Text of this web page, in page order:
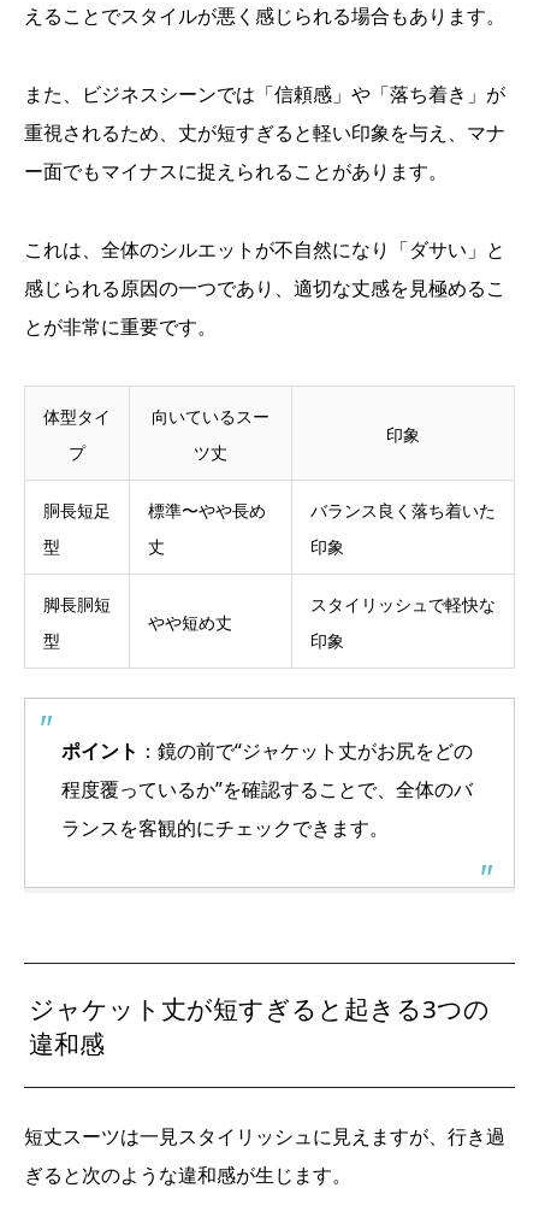
えることでスタイルが悪く感じられる場合もあります。
また、ビジネスシーンでは「信頼感」や「落ち着き」が
重視されるため、丈が短すぎると軽い印象を与え、マナ
ー面でもマイナスに捉えられることがあります。
これは、全体のシルエットが不自然になり「ダサい」と
感じられる原因の一つであり、適切な丈感を見極めるこ
とが非常に重要です。
体型タイ
プ
向いているスー
ツ丈
印象
胴長短足
型
標準〜やや長め
丈
バランス良く落ち着いた
印象
脚長胴短
型
やや短め丈
スタイリッシュで軽快な
印象
ポイント ：鏡の前で“ジャケット丈がお尻をどの
程度覆っているか”を確認することで、全体のバ
ランスを客観的にチェックできます。
ジャケット丈が短すぎると起きる3つの
違和感
短丈スーツは一見スタイリッシュに見えますが、行き過
ぎると次のような違和感が生じます。